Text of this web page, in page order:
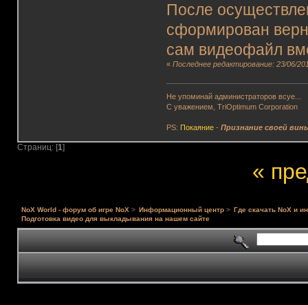
После
сформирован
сам видеофайл
«Последнее редактирование: 23/06/
Не упоминай администраторов всуе...
С уважением, TriOptimum Corporation
PS: Покаяние -Признание своей
Страниц: [1]
«
NoX World - форум об игре NoX > Информационный центр > Где скачать NoX и
Подготовка видео для выкладывания на нашем сайте